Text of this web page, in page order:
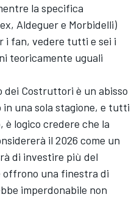
la specifica
Aldeguer e Morbidelli)
i fan, vedere tutti e sei i
teoricamente uguali
Costruttori è un abisso
in una sola stagione, e tutti
è logico credere che la
il 2026 come un
di investire più del
offrono una finestra di
imperdonabile non